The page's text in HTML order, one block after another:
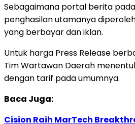
Sebagaimana portal berita
penghasilan utamanya
yang berbayar dan iklan.
Untuk harga Press Release
Tim Wartawan Daerah
dengan tarif pada umumnya.
Baca Juga:
Cision Raih MarTech